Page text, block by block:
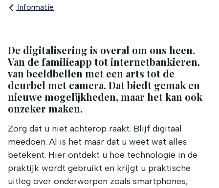
Informatie
De digitalisering is overal om ons heen.
Van de familieapp tot internetbankieren,
van beeldbellen met een arts tot de
deurbel met camera. Dat biedt gemak en
nieuwe mogelijkheden, maar het kan ook
onzeker maken.
Zorg dat u niet achterop raakt. Blijf digitaal
meedoen. Al is het maar dat u weet wat alles
betekent. Hier ontdekt u hoe technologie in de
praktijk wordt gebruikt en krijgt u praktische
uitleg over onderwerpen zoals smartphones,